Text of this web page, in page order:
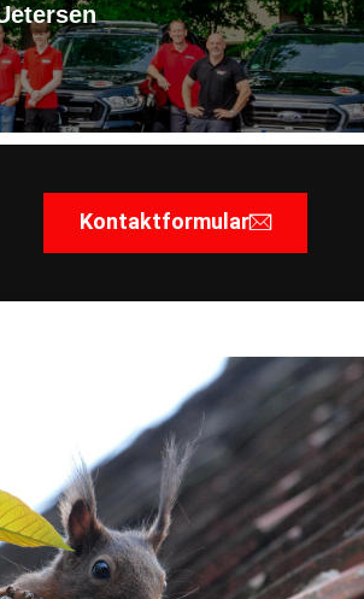
Kontaktformular